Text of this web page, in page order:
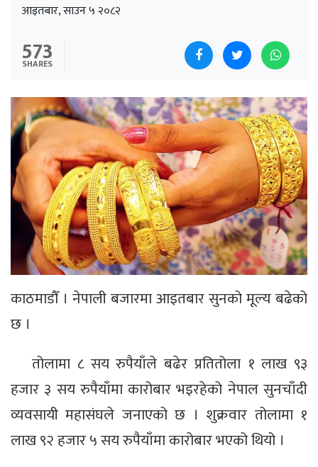
आइतबार, साउन ५ २०८२
573
SHARES
काठमाडौँ । नेपाली बजारमा आइतबार सुनको मूल्य बढेको
छ ।
तोलामा ८ सय रुपैयाँले बढेर प्रतितोला १ लाख ९३
हजार ३ सय रुपैयाँमा कारोबार भइरहेको नेपाल सुनचाँदी
व्यवसायी महासंघले जनाएको छ । शुक्रवार तोलामा १
लाख ९२ हजार ५ सय रुपैयाँमा कारोबार भएको थियो ।